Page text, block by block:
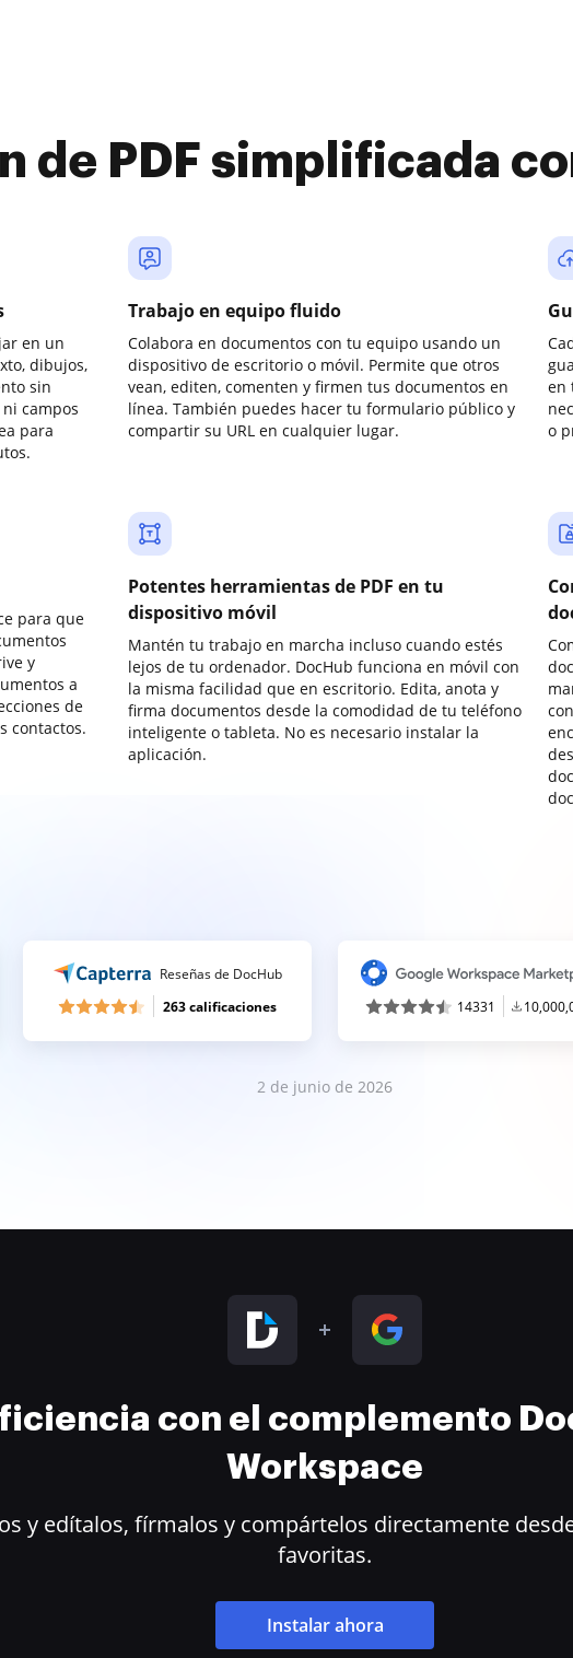
de PDF simplificada
en un
dibujos,
sin
campos
para
Trabajo en equipo fluido
Colabora en documentos con tu equipo usando un
dispositivo de escritorio o móvil. Permite que otros
vean, editen, comenten y firmen tus documentos en
línea. También puedes hacer tu formulario público y
compartir su URL en cualquier lugar.
en
o
para que
y
a
de
contactos.
Potentes herramientas de PDF en tu
dispositivo móvil
Mantén tu trabajo en marcha incluso cuando estés
lejos de tu ordenador. DocHub funciona en móvil con
la misma facilidad que en escritorio. Edita, anota y
firma documentos desde la comodidad de tu teléfono
inteligente o tableta. No es necesario instalar la
aplicación.
Reseñas de DocHub
263 calificaciones
14331
2 de junio de 2026
con el complemento
Workspace
y edítalos, fírmalos y compártelos directamente
favoritas.
Instalar ahora